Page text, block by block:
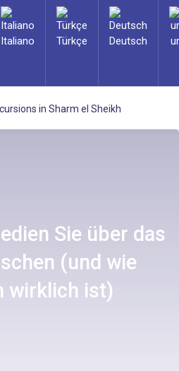
Italiano Türkçe Deutsch ur
Sie über das
(und wie
wirklich ist)